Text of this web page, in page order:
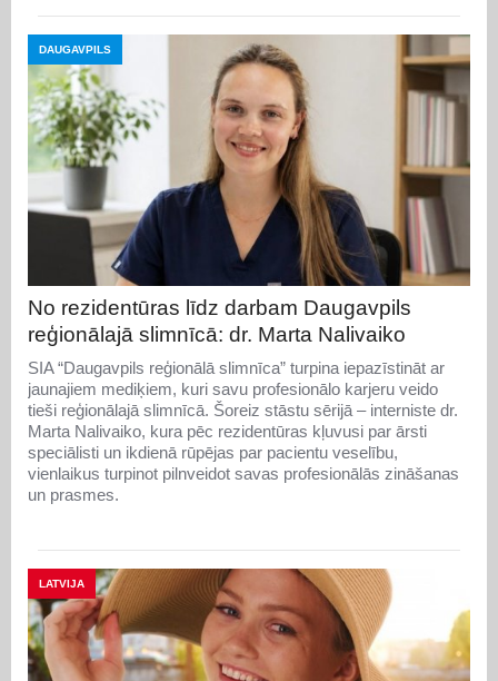
DAUGAVPILS
No rezidentūras līdz darbam Daugavpils
reģionālajā slimnīcā: dr. Marta Nalivaiko
SIA “Daugavpils reģionālā slimnīca” turpina iepazīstināt ar
jaunajiem mediķiem, kuri savu profesionālo karjeru veido
tieši reģionālajā slimnīcā. Šoreiz stāstu sērijā – interniste dr.
Marta Nalivaiko, kura pēc rezidentūras kļuvusi par ārsti
speciālisti un ikdienā rūpējas par pacientu veselību,
vienlaikus turpinot pilnveidot savas profesionālās zināšanas
un prasmes.
LATVIJA